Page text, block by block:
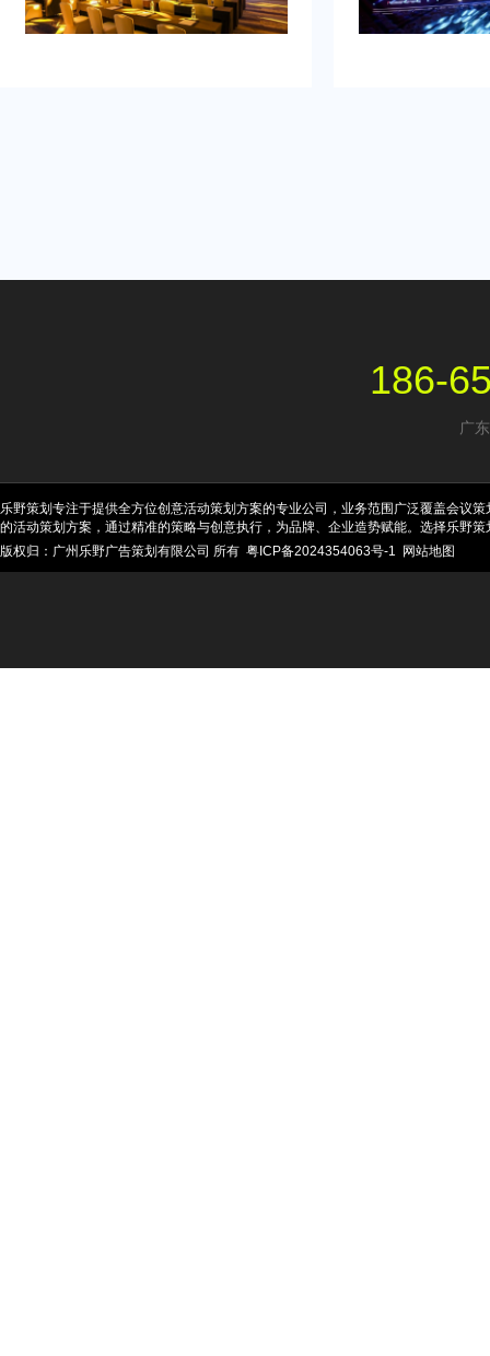
资源进行大规模
业的策划和执行
186-
广
乐野策划专注于提供全方位创意活动策划方案的专业公司，业务范围广泛覆盖会议
的活动策划方案，通过精准的策略与创意执行，为品牌、企业造势赋能。选择乐野
版权归：广州乐野广告策划有限公司 所有 粤ICP备2024354063号-1 网站地图